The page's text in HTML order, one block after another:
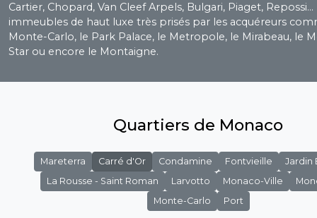
Cartier, Chopard, Van Cleef Arpels, Bulgari, Piaget, Repossi...
immeubles de haut luxe très prisés par les acquéreurs
Monte-Carlo, le Park Palace, le Metropole, le Mirabeau, le
Star ou encore le Montaigne.
Quartiers de Monaco
Mareterra Carré d'Or Condamine Fontvieille
Jardin
La Rousse - Saint Roman
Larvotto Monaco-Ville
Monte-Carlo
Port